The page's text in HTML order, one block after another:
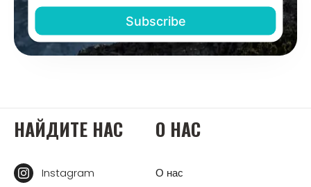
НАЙДИТЕ НАС
Instagram
О НАС
О нас